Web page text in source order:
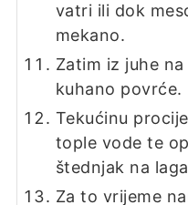
vatri ili dok
mekano.
Zatim iz juhe
kuhano povrće.
Tekućinu
tople vode te
štednjak na
Za to vrijeme